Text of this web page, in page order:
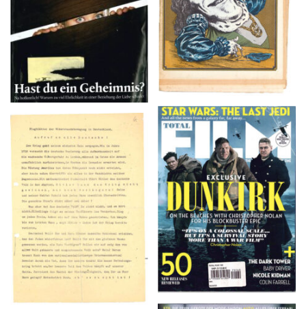
TOTAL FILM #260 –
SUMMER 2017
Flugblätter der Weissen
Rose – V, Januar 1943